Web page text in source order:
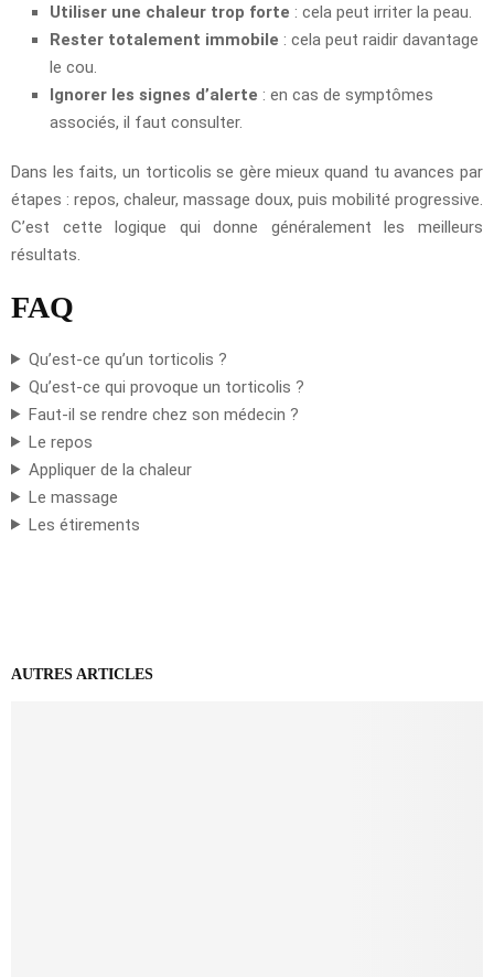
Utiliser une chaleur trop forte : cela peut irriter la peau.
Rester totalement immobile : cela peut raidir davantage
le cou.
Ignorer les signes d’alerte : en cas de symptômes
associés, il faut consulter.
Dans les faits, un torticolis se gère mieux quand tu avances par
étapes : repos, chaleur, massage doux, puis mobilité progressive.
C’est cette logique qui donne généralement les meilleurs
résultats.
FAQ
Qu’est-ce qu’un torticolis ?
Qu’est-ce qui provoque un torticolis ?
Faut-il se rendre chez son médecin ?
Le repos
Appliquer de la chaleur
Le massage
Les étirements
AUTRES ARTICLES